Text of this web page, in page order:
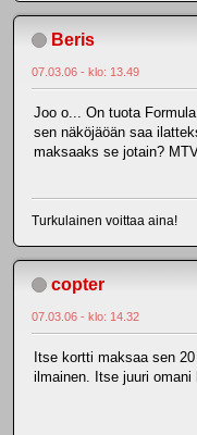
Beris
07.03.06 - klo: 13.49
Joo o... On tuota
sen näköjäöän saa
maksaaks se jotain?
Turkulainen voittaa aina!
copter
07.03.06 - klo: 14.32
Itse kortti maksaa sen
ilmainen. Itse juuri